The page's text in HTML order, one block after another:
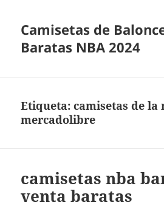
Camisetas de
Baratas NBA 2024
Etiqueta:camisetas de la
mercadolibre
camisetas nba
venta baratas